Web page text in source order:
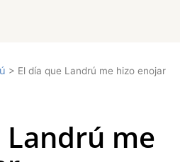
> El día que Landrú me hizo enojar
Landrú me